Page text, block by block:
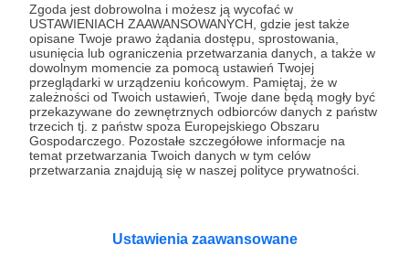
Zgoda jest dobrowolna i możesz ją wycofać w
USTAWIENIACH ZAAWANSOWANYCH, gdzie jest także
opisane Twoje prawo żądania dostępu, sprostowania,
usunięcia lub ograniczenia przetwarzania danych, a także w
dowolnym momencie za pomocą ustawień Twojej
przeglądarki w urządzeniu końcowym. Pamiętaj, że w
zależności od Twoich ustawień, Twoje dane będą mogły być
przekazywane do zewnętrznych odbiorców danych z państw
trzecich tj. z państw spoza Europejskiego Obszaru
Gospodarczego. Pozostałe szczegółowe informacje na
temat przetwarzania Twoich danych w tym celów
przetwarzania znajdują się w naszej polityce prywatności.
Ustawienia zaawansowane
Piotr Żyłka
Zobacz profil autora
Zobacz również
Maciek Białobrzeski (nagranie specjalne)